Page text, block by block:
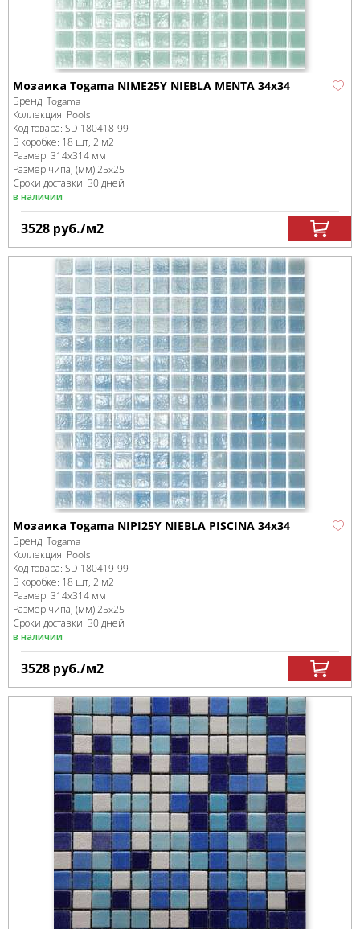
Мозаика Togama NIME25Y NIEBLA MENTA 34x34
Бренд: Togama
Коллекция: Pools
Код товара: SD-180418-99
В коробке: 18 шт, 2 м2
Размер: 314x314 мм
Размер чипа, (мм)25x25
Сроки доставки: 30 дней
в наличии
3528 руб./м2
Мозаика Togama NIPI25Y NIEBLA PISCINA 34x34
Бренд: Togama
Коллекция: Pools
Код товара: SD-180419-99
В коробке: 18 шт, 2 м2
Размер: 314x314 мм
Размер чипа, (мм)25x25
Сроки доставки: 30 дней
в наличии
3528 руб./м2